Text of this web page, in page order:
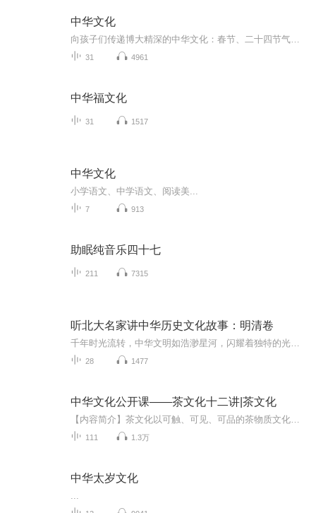
中华文化
31 4961
中华福文化
31 1517
中华文化
小学语文、中学语文、阅读美...
7 913
助眠纯音乐四十七
211 7315
听北大名家讲中华历史文化故事：明清卷
28 1477
中华文化公开课——茶文化十二讲|茶文化
111 1.3万
中华太岁文化